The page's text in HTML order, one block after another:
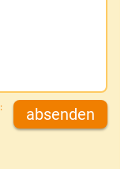
:
absenden